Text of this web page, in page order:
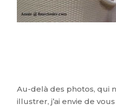
Au-delà des photos, qui
illustrer, j’ai envie de